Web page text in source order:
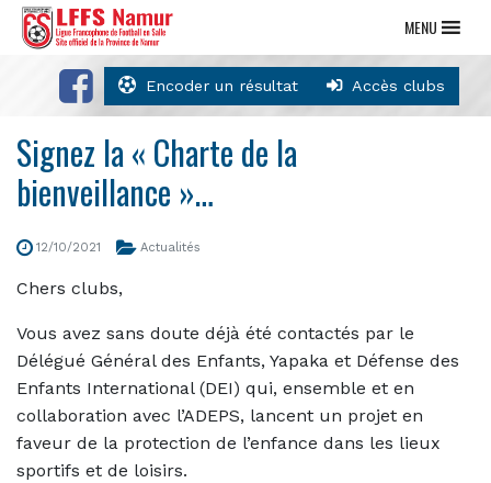
Encoder un résultat Accès clubs
MENU
Signez la « Charte de la
bienveillance »…
12/10/2021 Actualités
Chers clubs,
Vous avez sans doute déjà été contactés par le
Délégué Général des Enfants, Yapaka et Défense des
Enfants International (DEI) qui, ensemble et en
collaboration avec l’ADEPS, lancent un projet en
faveur de la protection de l’enfance dans les lieux
sportifs et de loisirs.